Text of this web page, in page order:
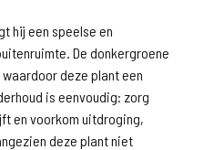
hij een speelse en
De donkergroene
deze plant een
is eenvoudig: zorg
en voorkom uitdroging,
deze plant niet